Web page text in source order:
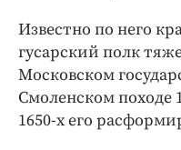
Известно по него
гусарский полк
Московском
Смоленском походе
1650-х его